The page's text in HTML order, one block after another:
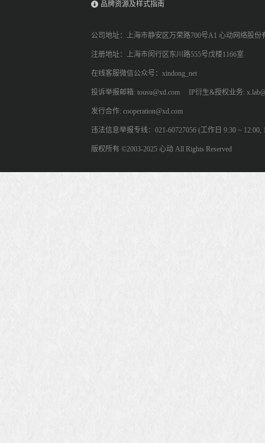
品牌资源及样式指南
公司地址：上海市静安区万荣路700号A1 心动网络股份
注册地址：上海市闵行区东川路555号戊楼1166室
在线客服微信公众号：xindong_net
投诉举报邮箱: tousu@xd.com IP衍生&授权业务:
发行合作: cooperation@xd.com
违法信息举报专线：021-60727056 (工作日 9:30 ~ 12:00,
版权所有 ©2003-2025 心动 All Rights Reserved